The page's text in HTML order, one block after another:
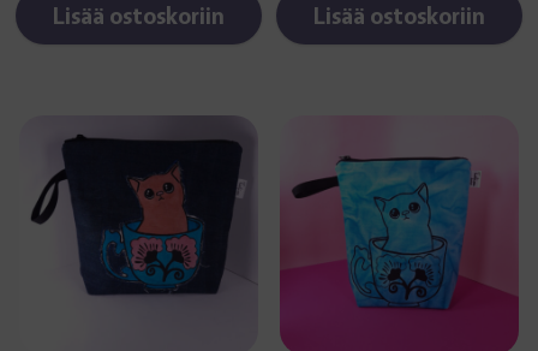
Lisää ostoskoriin Lisää ostoskoriin